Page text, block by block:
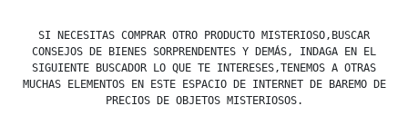
SI NECESITAS COMPRAR OTRO PRODUCTO MISTERIOSO,BUSCAR
CONSEJOS DE BIENES SORPRENDENTES Y DEMÁS, INDAGA EN EL
SIGUIENTE BUSCADOR LO QUE TE INTERESES,TENEMOS A OTRAS
MUCHAS ELEMENTOS EN ESTE ESPACIO DE INTERNET DE BAREMO DE
PRECIOS DE OBJETOS MISTERIOSOS.